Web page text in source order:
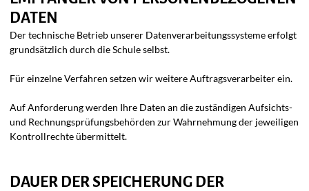
DATEN
Der technische Betrieb unserer Datenverarbeitungssysteme erfolgt
grundsätzlich durch die Schule selbst.
Für einzelne Verfahren setzen wir weitere Auftragsverarbeiter ein.
Auf Anforderung werden Ihre Daten an die zuständigen Aufsichts-
und Rechnungsprüfungsbehörden zur Wahrnehmung der jeweiligen
Kontrollrechte übermittelt.
DAUER DER SPEICHERUNG DER